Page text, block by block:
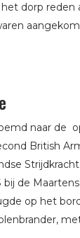
het dorp
naar de
British
bij de
op het